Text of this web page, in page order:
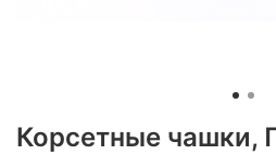
Корсетные